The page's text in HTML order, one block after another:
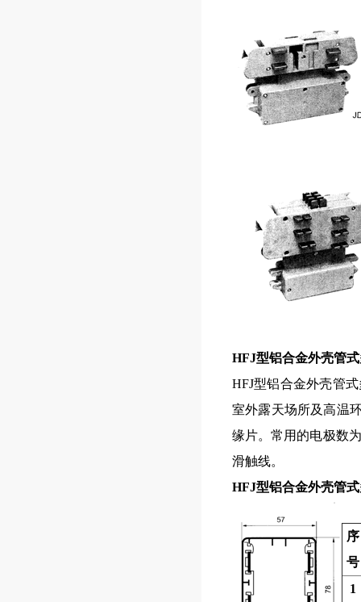
HFJ型铝合金外壳管
HFJ型铝合金外壳管
室外露天场所及高温
缘片。常用的电极数
滑触线。
HFJ型铝合金外壳管
序
号
1